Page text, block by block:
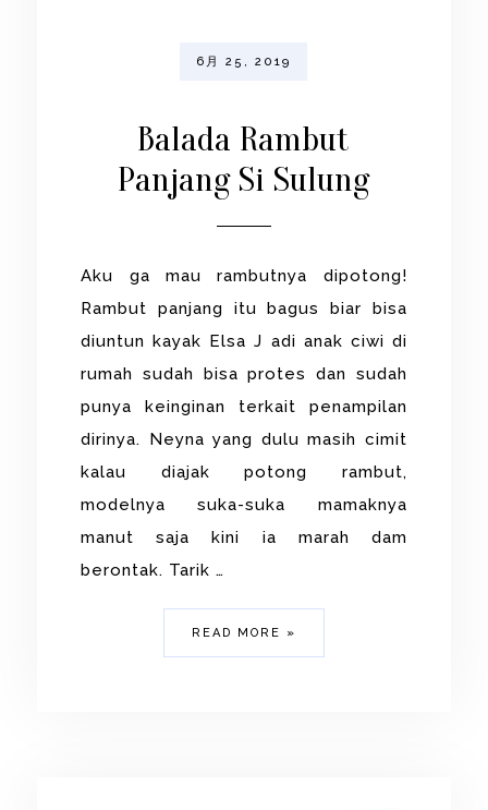
6月 25, 2019
Balada Rambut
Panjang Si Sulung
Aku ga mau rambutnya dipotong!
Rambut panjang itu bagus biar bisa
diuntun kayak Elsa J adi anak ciwi di
rumah sudah bisa protes dan sudah
punya keinginan terkait penampilan
dirinya. Neyna yang dulu masih cimit
kalau diajak potong rambut,
modelnya suka-suka mamaknya
manut saja kini ia marah dam
berontak. Tarik …
READ MORE »